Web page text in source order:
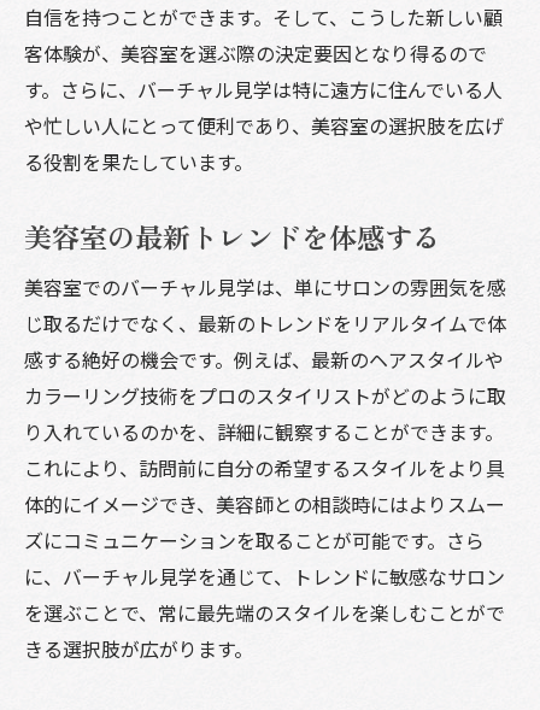
自信を持つことができます。そして、こうした新しい顧
客体験が、美容室を選ぶ際の決定要因となり得るので
す。さらに、バーチャル見学は特に遠方に住んでいる人
や忙しい人にとって便利であり、美容室の選択肢を広げ
る役割を果たしています。
美容室の最新トレンドを体感する
美容室でのバーチャル見学は、単にサロンの雰囲気を感
じ取るだけでなく、最新のトレンドをリアルタイムで体
感する絶好の機会です。例えば、最新のヘアスタイルや
カラーリング技術をプロのスタイリストがどのように取
り入れているのかを、詳細に観察することができます。
これにより、訪問前に自分の希望するスタイルをより具
体的にイメージでき、美容師との相談時にはよりスムー
ズにコミュニケーションを取ることが可能です。さら
に、バーチャル見学を通じて、トレンドに敏感なサロン
を選ぶことで、常に最先端のスタイルを楽しむことがで
きる選択肢が広がります。